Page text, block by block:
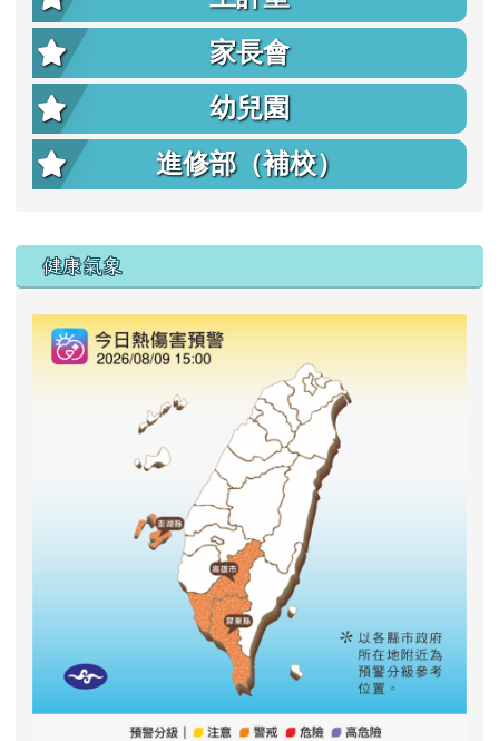
家長會
幼兒園
進修部（補校）
右邊區域內容
健康氣象